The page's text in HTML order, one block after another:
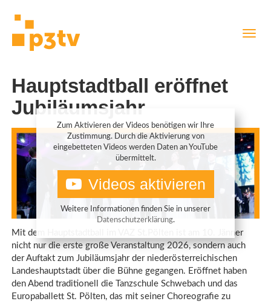
Hauptstadtball eröffnet
Jubiläumsjahr
Zum Aktivieren der Videos benötigen wir Ihre
Zustimmung. Durch die Aktivierung von
eingebetteten Videos werden Daten an YouTube
übermittelt.
Videos aktivieren
Weitere Informationen finden Sie in unserer
Datenschutzerklärung.
Mit dem Hauptstadtball im VAZ St.Pölten ist am 10. Jänner
nicht nur die erste große Veranstaltung 2026, sondern auch
der Auftakt zum Jubiläumsjahr der niederösterreichischen
Landeshauptstadt über die Bühne gegangen. Eröffnet haben
den Abend traditionell die Tanzschule Schwebach und das
Europaballett St. Pölten, das mit seiner Choreografie zu